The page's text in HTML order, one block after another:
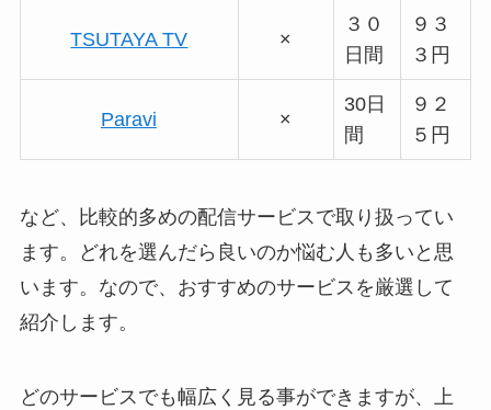
TSUTAYA TV ×
３０
日間
９３
３円
Paravi ×
30日
間
９２
５円
など、比較的多めの配信サービスで取り扱ってい
ます。どれを選んだら良いのか悩む人も多いと思
います。なので、おすすめのサービスを厳選して
紹介します。
どのサービスでも幅広く見る事ができますが、上